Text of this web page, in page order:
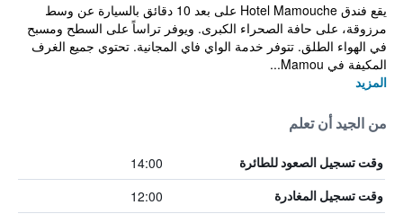
يقع فندق Hotel Mamouche على بعد 10 دقائق بالسيارة عن وسط
مرزوقة، على حافة الصحراء الكبرى. ويوفر تراساً على السطح ومسبح
في الهواء الطلق. تتوفر خدمة الواي فاي المجانية. تحتوي جميع الغرف
المكيفة في Mamou...
المزيد
من الجيد أن تعلم
وقت تسجيل الصعود للطائرة 14:00
وقت تسجيل المغادرة 12:00